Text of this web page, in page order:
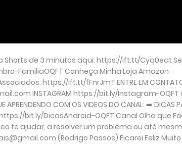
Shorts de 3 minutos aqui: https://ift.tt/Cyq0eat
FamiliaOQFT Conheça Minha Loja Amazon
https://ift.tt/fFnrJmT ENTRE EM
INSTAGRAM https://bit.ly/Instagram-OQFT
COM OS VIDEOS DO CANAL: ➡️ DICAS
bit.ly/DicasAndroid-OQFT Canal Olha que
te ajudar, a resolver um problema ou até
(Rodrigo Passos) Ficarei Feliz Muito